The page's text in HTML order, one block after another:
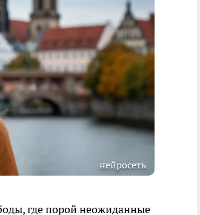
нейросеть
где порой неожиданные